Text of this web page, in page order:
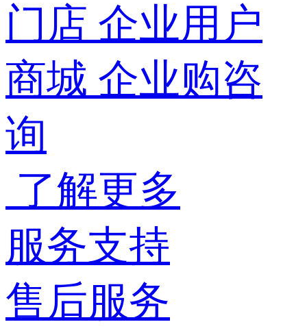
门店 企业用户
商城 企业购咨
询
了解更多
服务支持
售后服务